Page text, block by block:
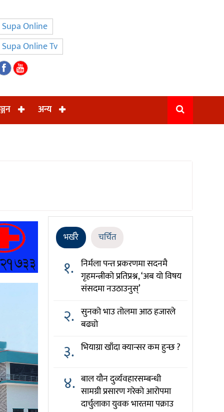
Supa Online
Supa Online Tv
अन्य
भर्खरै चर्चित
१. निर्मला पन्त प्रकरणमा सदनमै
गृहमन्त्रीको प्रतिप्रश्न, ‘अब यो विषय
संसदमा नउठाउनुस्’
२. सुनको भाउ तोलमा आठ हजारले
बढ्यो
३. भियाग्रा खाँदा क्यान्सर कम हुन्छ ?
४. बाल यौन दुर्व्यवहारसम्बन्धी
सामग्री प्रसारण गरेको आरोपमा
दार्चुलाका युवक भारतमा पक्राउ